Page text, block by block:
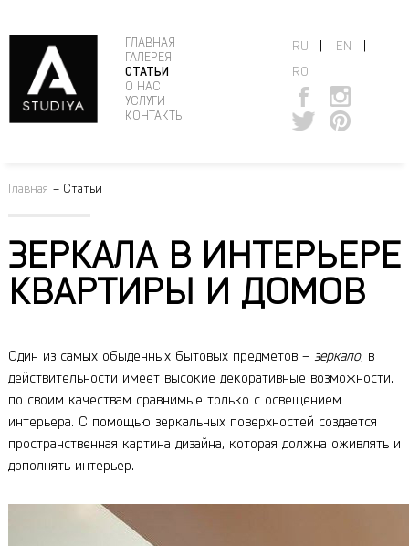
ГЛАВНАЯ
ГАЛЕРЕЯ
СТАТЬИ
О НАС
УСЛУГИ
КОНТАКТЫ
RU | EN |
RO
Главная – Статьи
ЗЕРКАЛА В ИНТЕРЬЕРЕ
КВАРТИРЫ И ДОМОВ
Один из самых обыденных бытовых предметов – зеркало, в
действительности имеет высокие декоративные возможности,
по своим качествам сравнимые только с освещением
интерьера. С помощью зеркальных поверхностей создается
пространственная картина дизайна, которая должна оживлять и
дополнять интерьер.